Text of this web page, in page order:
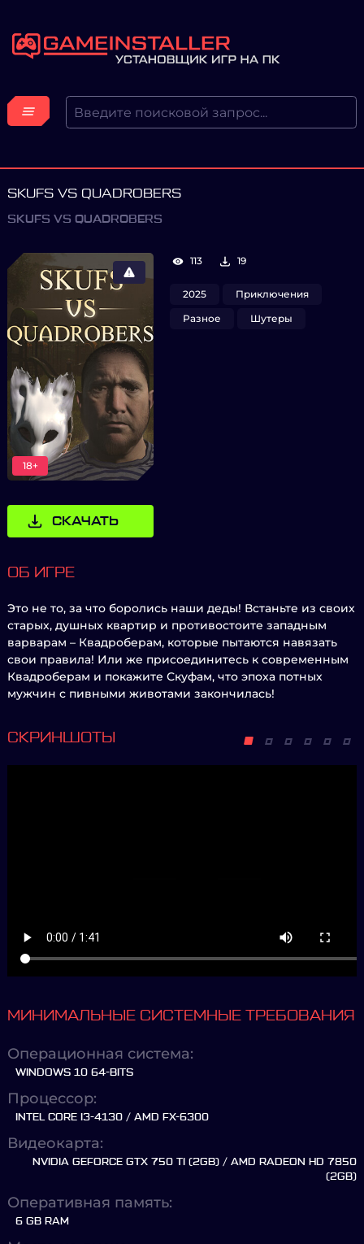
SKUFS VS QUADROBERS
SKUFS VS QUADROBERS
18+
СКАЧАТЬ
113 19
2025
Приключения
Разное
Шутеры
ОБ ИГРЕ
Это не то, за что боролись наши деды! Встаньте из своих
старых, душных квартир и противостоите западным
варварам – Квадроберам, которые пытаются навязать
свои правила! Или же присоединитесь к современным
Квадроберам и покажите Скуфам, что эпоха потных
мужчин с пивными животами закончилась!
СКРИНШОТЫ
МИНИМАЛЬНЫЕ СИСТЕМНЫЕ ТРЕБОВАНИЯ
Операционная система:
WINDOWS 10 64-BITS
Процессор:
INTEL CORE I3-4130 / AMD FX-6300
Видеокарта:
NVIDIA GEFORCE GTX 750 TI (2GB) / AMD RADEON HD 7850
(2GB)
Оперативная память:
6 GB RAM